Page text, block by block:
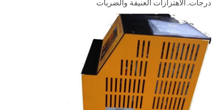
درجات. الاهتزازات العنيفة والضربات